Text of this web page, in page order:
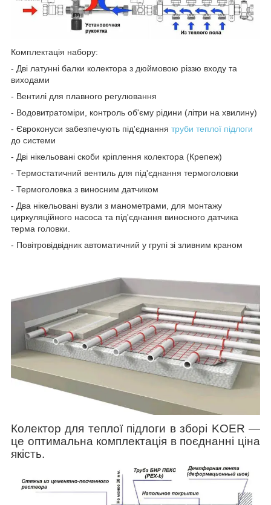
Комплектація набору:
- Дві латунні балки колектора з дюймовою різзю входу та
виходами
- Вентилі для плавного регулювання
- Водовитратоміри, контроль об'єму рідини (літри на хвилину)
- Євроконуси забезпечують під'єднання труби теплої підлоги
до системи
- Дві нікельовані скоби кріплення колектора (Крепеж)
- Термостатичний вентиль для під'єднання термоголовки
- Термоголовка з виносним датчиком
- Два нікельовані вузли з манометрами, для монтажу
циркуляційного насоса та під'єднання виносного датчика
терма головки.
- Повітровідвідник автоматичний у групі зі зливним краном
Колектор для теплої підлоги в зборі KOER —
це оптимальна комплектація в поєднанні ціна
якість.